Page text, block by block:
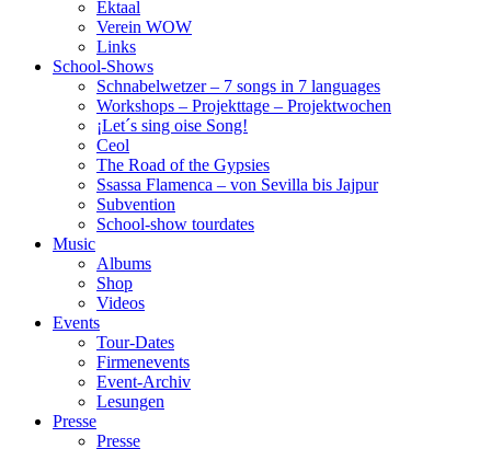
Ektaal
Verein WOW
Links
School-Shows
Schnabelwetzer – 7 songs in 7 languages
Workshops – Projekttage – Projektwochen
¡Let´s sing oise Song!
Ceol
The Road of the Gypsies
Ssassa Flamenca – von Sevilla bis Jajpur
Subvention
School-show tourdates
Music
Albums
Shop
Videos
Events
Tour-Dates
Firmenevents
Event-Archiv
Lesungen
Presse
Presse